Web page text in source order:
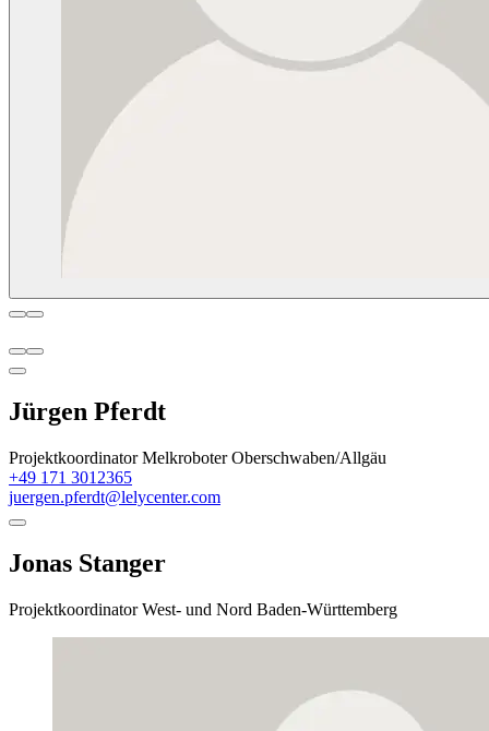
Jürgen Pferdt
Projektkoordinator Melkroboter Oberschwaben/Allgäu
+49 171 3012365
juergen.pferdt@lelycenter.com
Jonas Stanger
Projektkoordinator West- und Nord Baden-Württemberg